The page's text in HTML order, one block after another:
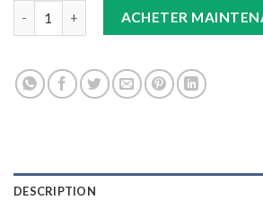
TAPIS 8D plus marron CLASS A quantity
ACHETER
DESCRIPTION